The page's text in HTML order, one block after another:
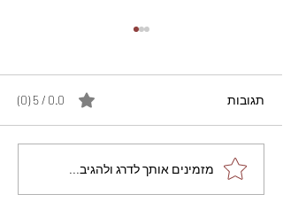
מתכון מנצח עוגת מייפל
שוקולד בחושה וקלה - זיוה
תגובות 0.0 / 5 ‏(0)
מזמינים אותך לדרג ולהגיב...